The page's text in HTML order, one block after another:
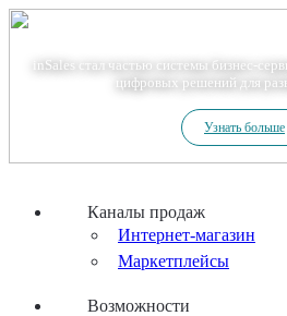
inSales стал частью системы бизнес-
цифровых решений для
Узнать больше
Каналы продаж
Интернет-магазин
Маркетплейсы
Возможности